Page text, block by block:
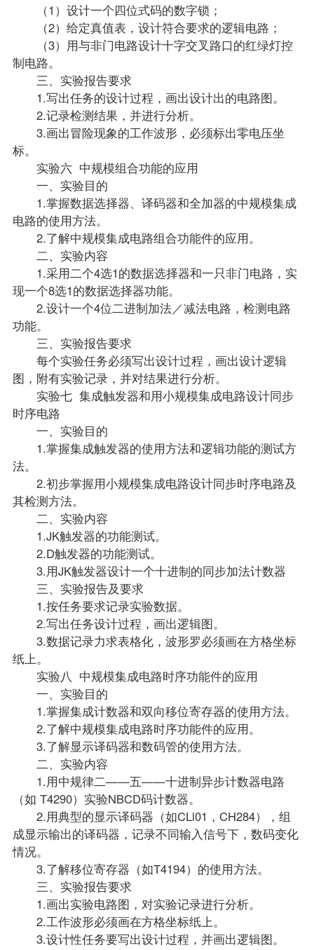
（1）设计一个四位式码的数字锁；
（2）给定真值表，设计符合要求的逻辑电路；
（3）用与非门电路设计十字交叉路口的红绿灯控
制电路。
三、实验报告要求
1.写出任务的设计过程，画出设计出的电路图。
2.记录检测结果，并进行分析。
3.画出冒险现象的工作波形，必须标出零电压坐
标。
实验六 中规模组合功能的应用
一、实验目的
1.掌握数据选择器、译码器和全加器的中规模集成
电路的使用方法。
2.了解中规模集成电路组合功能件的应用。
二、实验内容
1.采用二个4选1的数据选择器和一只非门电路，实
现一个8选1的数据选择器功能。
2.设计一个4位二进制加法／减法电路，检测电路
功能。
三、实验报告要求
每个实验任务必须写出设计过程，画出设计逻辑
图，附有实验记录，并对结果进行分析。
实验七 集成触发器和用小规模集成电路设计同步
时序电路
一、实验目的
1.掌握集成触发器的使用方法和逻辑功能的测试方
法。
2.初步掌握用小规模集成电路设计同步时序电路及
其检测方法。
二、实验内容
1.JK触发器的功能测试。
2.D触发器的功能测试。
3.用JK触发器设计一个十进制的同步加法计数器
三、实验报告及要求
1.按任务要求记录实验数据。
2.写出任务设计过程，画出逻辑图。
3.数据记录力求表格化，波形罗必须画在方格坐标
纸上。
实验八 中规模集成电路时序功能件的应用
一、实验目的
1.掌握集成计数器和双向移位寄存器的使用方法。
2.了解中规模集成电路时序功能件的应用。
3.了解显示译码器和数码管的使用方法。
二、实验内容
1.用中规律二——五——十进制异步计数器电路
（如 T4290）实验NBCD码计数器。
2.用典型的显示译码器（如CLl01，CH284），组
成显示输出的译码器，记录不同输入信号下，数码变化
情况。
3.了解移位寄存器（如T4194）的使用方法。
三、实验报告要求
1.画出实验电路图，对实验记录进行分析。
2.工作波形必须画在方格坐标纸上。
3.设计性任务要写出设计过程，并画出逻辑图。